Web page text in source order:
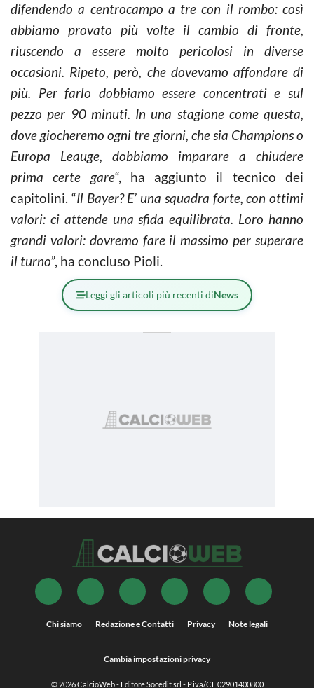
difendendo a centrocampo a tre con il rombo: così
abbiamo provato più volte il cambio di fronte,
riuscendo a essere molto pericolosi in diverse
occasioni. Ripeto, però, che dovevamo affondare di
più. Per farlo dobbiamo essere concentrati e sul
pezzo per 90 minuti. In una stagione come questa,
dove giocheremo ogni tre giorni, che sia Champions o
Europa Leauge, dobbiamo imparare a chiudere
prima certe gare“, ha aggiunto il tecnico dei
capitolini. “Il Bayer? E’ una squadra forte, con ottimi
valori: ci attende una sfida equilibrata. Loro hanno
grandi valori: dovremo fare il massimo per superare
il turno”, ha concluso Pioli.
Leggi gli articoli più recenti diNews
Chi siamo Redazione e Contatti Privacy Note legali
Cambia impostazioni privacy
© 2026CalcioWeb- Editore Socedit srl - P.iva/CF 02901400800